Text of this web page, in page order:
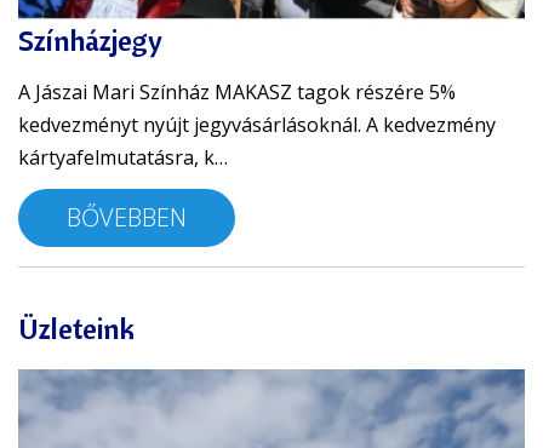
Színházjegy
A Jászai Mari Színház MAKASZ tagok részére 5%
kedvezményt nyújt jegyvásárlásoknál. A kedvezmény
kártyafelmutatásra, k…
BŐVEBBEN
Üzleteink